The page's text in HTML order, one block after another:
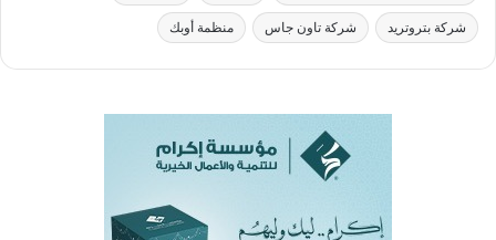
شركة بتروتريد شركة تاون جاس منظمة أوبك